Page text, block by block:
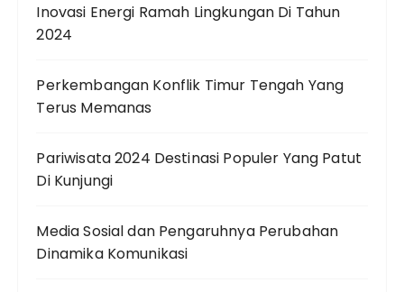
Inovasi Energi Ramah Lingkungan Di Tahun
2024
Perkembangan Konflik Timur Tengah Yang
Terus Memanas
Pariwisata 2024 Destinasi Populer Yang Patut
Di Kunjungi
Media Sosial dan Pengaruhnya Perubahan
Dinamika Komunikasi